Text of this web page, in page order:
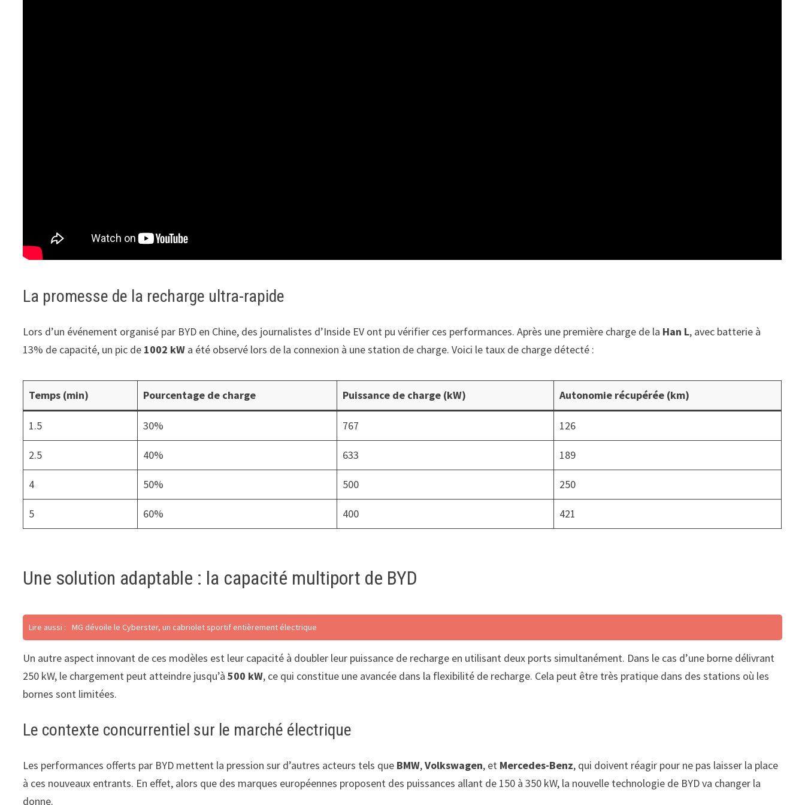
La promesse de la recharge ultra-rapide
Lors d’un événement organisé par BYD en Chine, des journalistes d’Inside EV ont pu vérifier ces performances. Après une première charge de la Han L, avec batterie à
13% de capacité, un pic de 1002 kW a été observé lors de la connexion à une station de charge. Voici le taux de charge détecté :
Temps (min) Pourcentage de charge Puissance de charge (kW) Autonomie récupérée (km)
1.5 30% 767 126
2.5 40% 633 189
4 50% 500 250
5 60% 400 421
Une solution adaptable : la capacité multiport de BYD
Lire aussi : MG dévoile le Cyberster, un cabriolet sportif entièrement électrique
Un autre aspect innovant de ces modèles est leur capacité à doubler leur puissance de recharge en utilisant deux ports simultanément. Dans le cas d’une borne délivrant
250 kW, le chargement peut atteindre jusqu’à500 kW, ce qui constitue une avancée dans la flexibilité de recharge. Cela peut être très pratique dans des stations où les
bornes sont limitées.
Le contexte concurrentiel sur le marché électrique
Les performances offerts par BYD mettent la pression sur d’autres acteurs tels que BMW,Volkswagen, et Mercedes-Benz, qui doivent réagir pour ne pas laisser la place
à ces nouveaux entrants. En effet, alors que des marques européennes proposent des puissances allant de 150 à 350 kW, la nouvelle technologie de BYD va changer la
donne.